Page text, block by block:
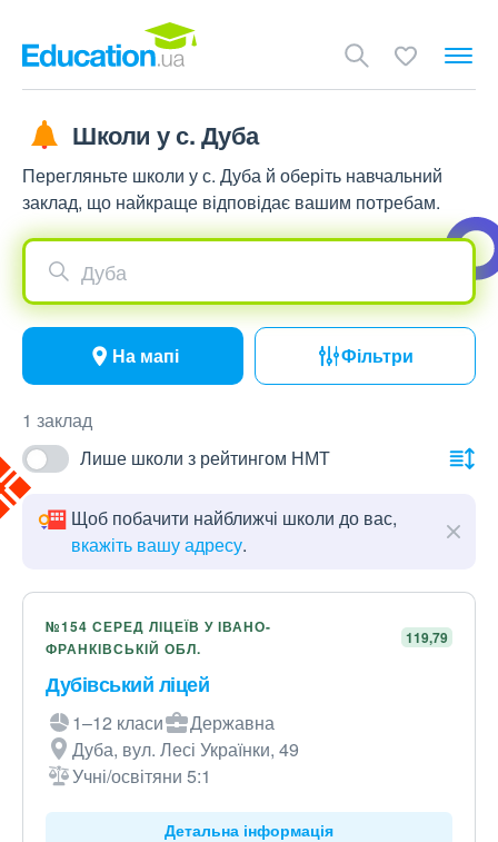
Школи у с. Дуба
Перегляньте школи у с. Дуба й оберіть навчальний
заклад, що найкраще відповідає вашим потребам.
Дуба
На мапі Фільтри
1 заклад
Лише школи з рейтингом НМТ
Щоб побачити найближчі школи до вас,
вкажіть вашу адресу.
№154 СЕРЕД ЛІЦЕЇВ У ІВАНО-
ФРАНКІВСЬКІЙ ОБЛ.
119,79
Дубівський ліцей
1–12 класи
Державна
Дуба, вул. Лесі Українки, 49
Учні/освітяни 5:1
Детальна інформація